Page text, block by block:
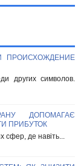
ПРОИСХОЖДЕНИЕ
других символов.
ДОПОМАГАЄ
ПРИБУТОК
сфер, де навіть...